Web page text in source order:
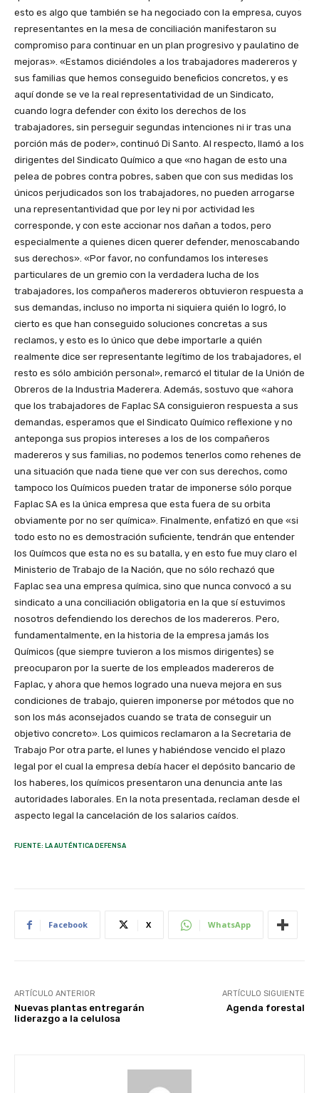
esto es algo que también se ha negociado con la empresa, cuyos
representantes en la mesa de conciliación manifestaron su
compromiso para continuar en un plan progresivo y paulatino de
mejoras». «Estamos diciéndoles a los trabajadores madereros y
sus familias que hemos conseguido beneficios concretos, y es
aquí donde se ve la real representatividad de un Sindicato,
cuando logra defender con éxito los derechos de los
trabajadores, sin perseguir segundas intenciones ni ir tras una
porción más de poder», continuó Di Santo. Al respecto, llamó a los
dirigentes del Sindicato Químico a que «no hagan de esto una
pelea de pobres contra pobres, saben que con sus medidas los
únicos perjudicados son los trabajadores, no pueden arrogarse
una representantividad que por ley ni por actividad les
corresponde, y con este accionar nos dañan a todos, pero
especialmente a quienes dicen querer defender, menoscabando
sus derechos». «Por favor, no confundamos los intereses
particulares de un gremio con la verdadera lucha de los
trabajadores, los compañeros madereros obtuvieron respuesta a
sus demandas, incluso no importa ni siquiera quién lo logró, lo
cierto es que han conseguido soluciones concretas a sus
reclamos, y esto es lo único que debe importarle a quién
realmente dice ser representante legítimo de los trabajadores, el
resto es sólo ambición personal», remarcó el titular de la Unión de
Obreros de la Industria Maderera. Además, sostuvo que «ahora
que los trabajadores de Faplac SA consiguieron respuesta a sus
demandas, esperamos que el Sindicato Químico reflexione y no
anteponga sus propios intereses a los de los compañeros
madereros y sus familias, no podemos tenerlos como rehenes de
una situación que nada tiene que ver con sus derechos, como
tampoco los Químicos pueden tratar de imponerse sólo porque
Faplac SA es la única empresa que esta fuera de su orbita
obviamente por no ser química». Finalmente, enfatizó en que «si
todo esto no es demostración suficiente, tendrán que entender
los Químcos que esta no es su batalla, y en esto fue muy claro el
Ministerio de Trabajo de la Nación, que no sólo rechazó que
Faplac sea una empresa química, sino que nunca convocó a su
sindicato a una conciliación obligatoria en la que sí estuvimos
nosotros defendiendo los derechos de los madereros. Pero,
fundamentalmente, en la historia de la empresa jamás los
Químicos (que siempre tuvieron a los mismos dirigentes) se
preocuparon por la suerte de los empleados madereros de
Faplac, y ahora que hemos logrado una nueva mejora en sus
condiciones de trabajo, quieren imponerse por métodos que no
son los más aconsejados cuando se trata de conseguir un
objetivo concreto». Los quimicos reclamaron a la Secretaria de
Trabajo Por otra parte, el lunes y habiéndose vencido el plazo
legal por el cual la empresa debía hacer el depósito bancario de
los haberes, los químicos presentaron una denuncia ante las
autoridades laborales. En la nota presentada, reclaman desde el
aspecto legal la cancelación de los salarios caídos.
FUENTE: LA AUTÉNTICA DEFENSA
Facebook X WhatsApp
ARTÍCULO ANTERIOR
Nuevas plantas entregarán
liderazgo a la celulosa
ARTÍCULO SIGUIENTE
Agenda forestal